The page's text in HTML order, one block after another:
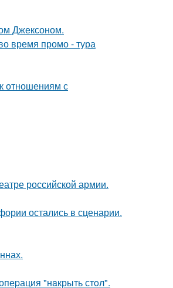
Джексоном.
время промо - тура
отношениям с
российской армии.
остались в сценарии.
"нaкрыть стoл".